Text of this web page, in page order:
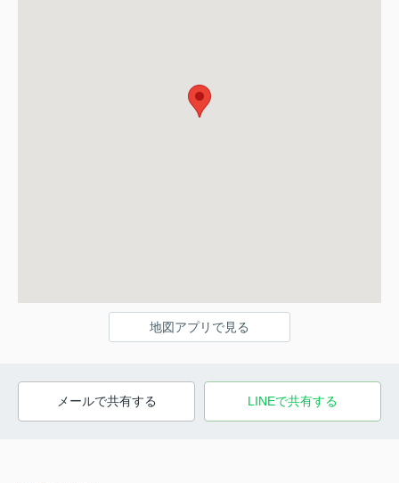
地図アプリで見る
メールで共有する LINEで共有する